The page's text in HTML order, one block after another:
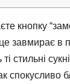
кнопку
завмирає в
стильні
спокусливо